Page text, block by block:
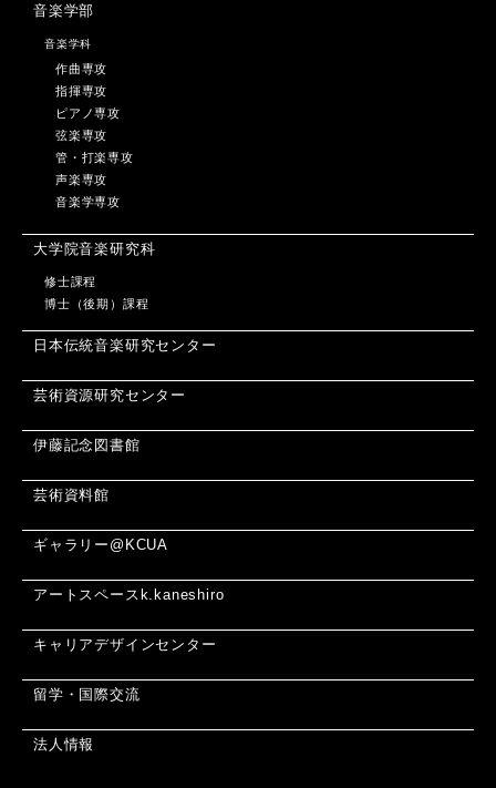
音楽学部
音楽学科
作曲専攻
指揮専攻
ピアノ専攻
弦楽専攻
管・打楽専攻
声楽専攻
音楽学専攻
大学院音楽研究科
修士課程
博士（後期）課程
日本伝統音楽研究センター
芸術資源研究センター
伊藤記念図書館
芸術資料館
ギャラリー@KCUA
アートスペースk.kaneshiro
キャリアデザインセンター
留学・国際交流
法人情報